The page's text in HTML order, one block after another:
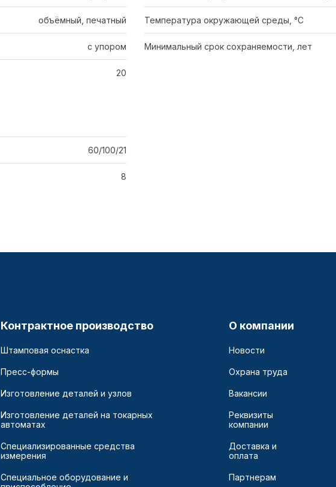
объёмный, печатный
с упором
20
Температура окружающей среды, °С
Минимальный срок сохраняемости, лет
60/100/21
8
Контрактное производство
Штамповая оснастка
Пресс-формы
Изготовление деталей и узлов
Изготовление деталей на токарных
автоматах
Специализированные средства
измерения
Специальное оборудование и
О компании
Новости
Охрана труда
Вакансии
Реквизиты
компании
Доставка и
оплата
Партнерам